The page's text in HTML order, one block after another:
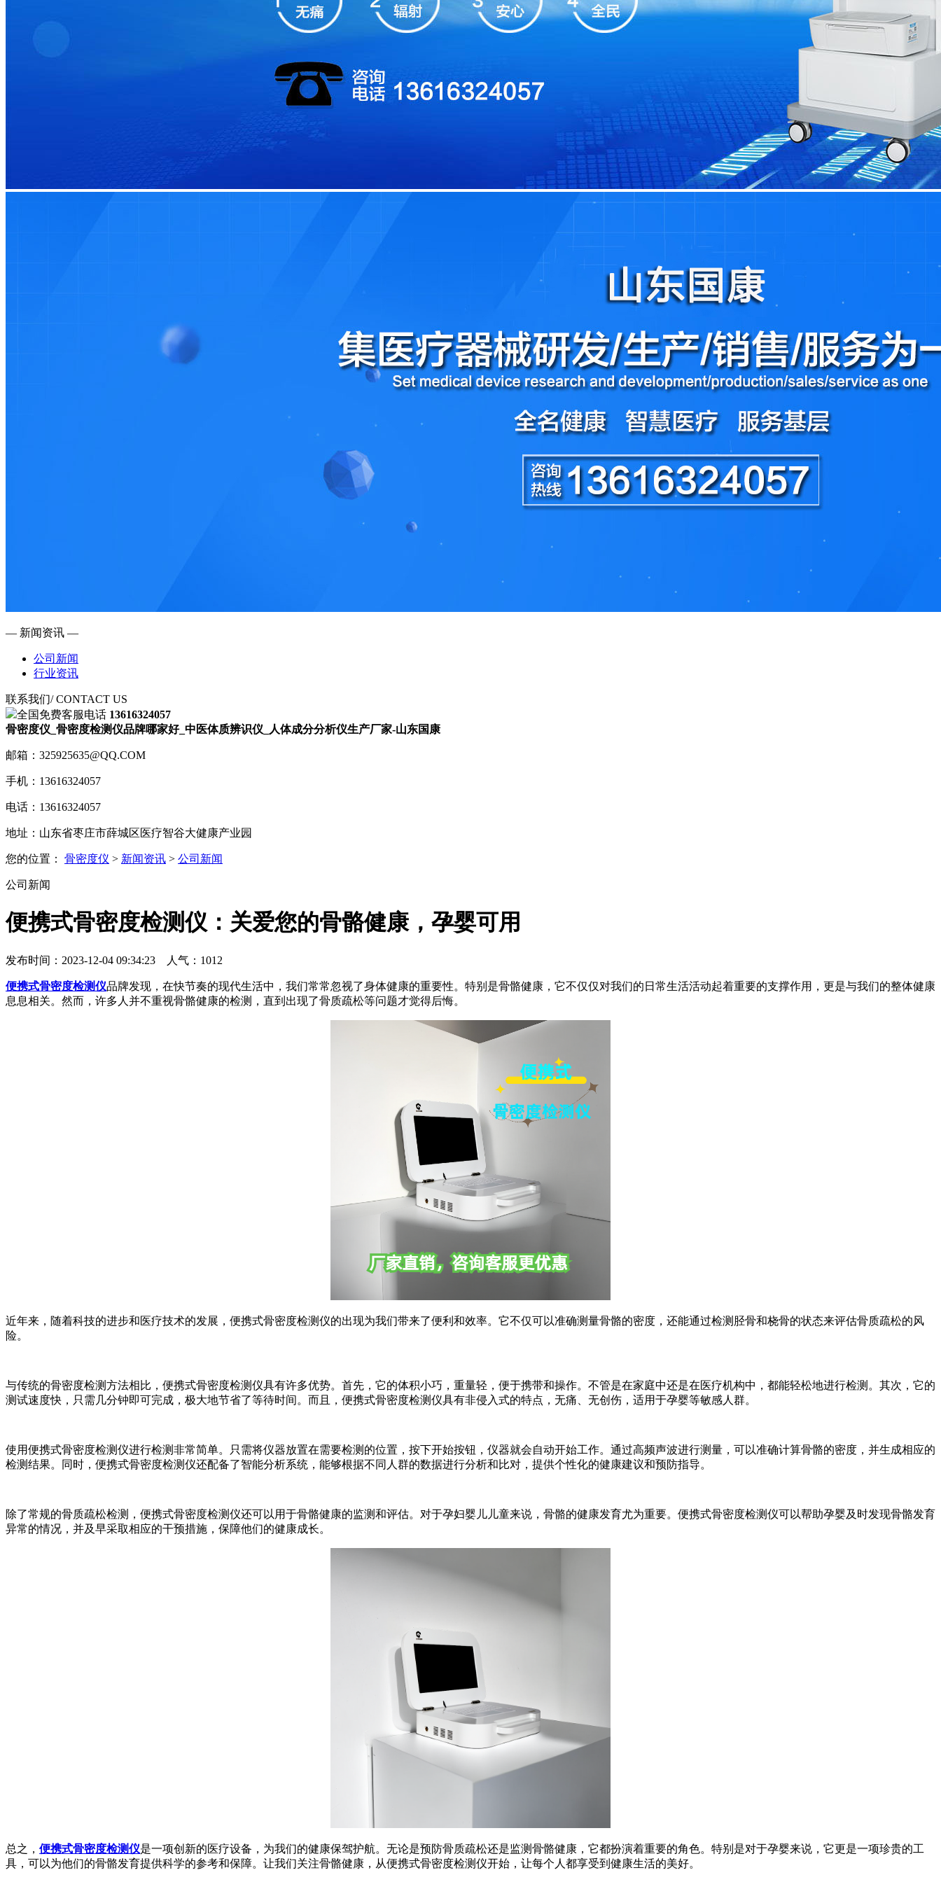
— 新闻资讯 —
公司新闻
行业资讯
联系我们/ CONTACT US
全国免费客服电话 13616324057
骨密度仪_骨密度检测仪品牌哪家好_中医体质辨识仪_人体成分分析仪生产厂家-山东国康
邮箱：325925635@QQ.COM
手机：13616324057
电话：13616324057
地址：山东省枣庄市薛城区医疗智谷大健康产业园
您的位置： 骨密度仪 > 新闻资讯 > 公司新闻
公司新闻
便携式骨密度检测仪：关爱您的骨骼健康，孕婴可用
发布时间：2023-12-04 09:34:23 人气： 1012
便携式骨密度检测仪品牌发现，在快节奏的现代生活中，我们常常忽视了身体健康的重要性。特别是骨骼健康，它不仅仅对我们的日常生活活动起着重要的支撑作用，更是与我们的整体健康
息息相关。然而，许多人并不重视骨骼健康的检测，直到出现了骨质疏松等问题才觉得后悔。
近年来，随着科技的进步和医疗技术的发展，便携式骨密度检测仪的出现为我们带来了便利和效率。它不仅可以准确测量骨骼的密度，还能通过检测胫骨和桡骨的状态来评估骨质疏松的风
险。
与传统的骨密度检测方法相比，便携式骨密度检测仪具有许多优势。首先，它的体积小巧，重量轻，便于携带和操作。不管是在家庭中还是在医疗机构中，都能轻松地进行检测。其次，它的
测试速度快，只需几分钟即可完成，极大地节省了等待时间。而且，便携式骨密度检测仪具有非侵入式的特点，无痛、无创伤，适用于孕婴等敏感人群。
使用便携式骨密度检测仪进行检测非常简单。只需将仪器放置在需要检测的位置，按下开始按钮，仪器就会自动开始工作。通过高频声波进行测量，可以准确计算骨骼的密度，并生成相应的
检测结果。同时，便携式骨密度检测仪还配备了智能分析系统，能够根据不同人群的数据进行分析和比对，提供个性化的健康建议和预防指导。
除了常规的骨质疏松检测，便携式骨密度检测仪还可以用于骨骼健康的监测和评估。对于孕妇婴儿儿童来说，骨骼的健康发育尤为重要。便携式骨密度检测仪可以帮助孕婴及时发现骨骼发育
异常的情况，并及早采取相应的干预措施，保障他们的健康成长。
总之， 便携式骨密度检测仪是一项创新的医疗设备，为我们的健康保驾护航。无论是预防骨质疏松还是监测骨骼健康，它都扮演着重要的角色。特别是对于孕婴来说，它更是一项珍贵的工
具，可以为他们的骨骼发育提供科学的参考和保障。让我们关注骨骼健康，从便携式骨密度检测仪开始，让每个人都享受到健康生活的美好。